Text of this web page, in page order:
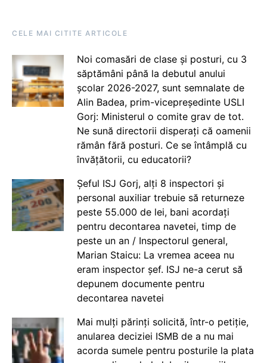
CELE MAI CITITE ARTICOLE
Noi comasări de clase și posturi, cu 3
săptămâni până la debutul anului
școlar 2026-2027, sunt semnalate de
Alin Badea, prim-vicepreședinte USLI
Gorj: Ministerul o comite grav de tot.
Ne sună directorii disperați că oamenii
rămân fără posturi. Ce se întâmplă cu
învățătorii, cu educatorii?
Șeful ISJ Gorj, alți 8 inspectori și
personal auxiliar trebuie să returneze
peste 55.000 de lei, bani acordați
pentru decontarea navetei, timp de
peste un an / Inspectorul general,
Marian Staicu: La vremea aceea nu
eram inspector șef. ISJ ne-a cerut să
depunem documente pentru
decontarea navetei
Mai mulți părinți solicită, într-o petiție,
anularea deciziei ISMB de a nu mai
acorda sumele pentru posturile la plata